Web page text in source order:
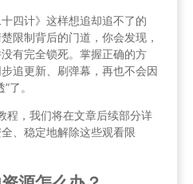
四计》这样想追却追不了的
限制背后的门道，你会发现，
有完全锁死。掌握正确的方
追更新、刷弹幕，再也不会因
了。
程，我们将在文章后续部分详
、稳定地解除这些观看限